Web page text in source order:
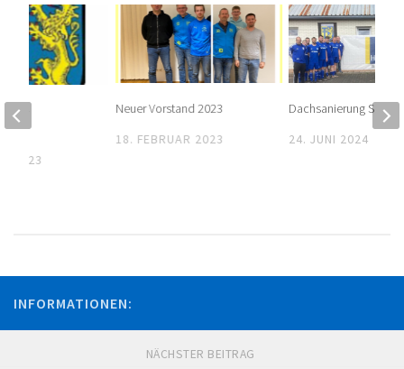
Neuer Vorstand 2023
18. FEBRUAR 2023
Dachsanierung
24. JUNI 2024
2023
INFORMATIONEN:
NÄCHSTER BEITRAG